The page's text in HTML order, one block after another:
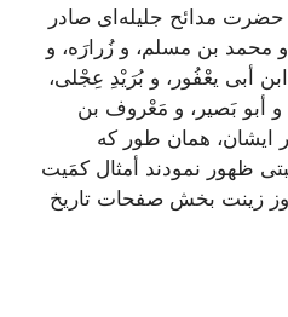
حضرت مدائح جليله‌اى صادر
محمد بن مسلم، و زُرارَه، و
أبى یعْفُور، و بُرَيْدِ عِجْلى،
أبو بَصير، و مَعْروف بن
ايشان، همان طور که
ظهور نمودند أمثال کمَيت
زينت بخش صفحات تاريخ